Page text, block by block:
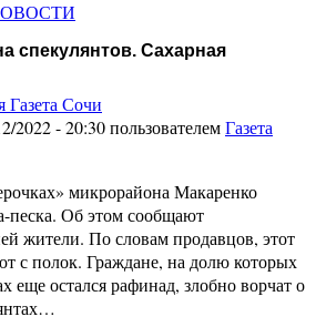
спекулянтов. Сахарная
2022 - 20:30 пользователемГазета
микрорайона Макаренко
песка. Об этом сообщают
жители. По словам продавцов, этот
с полок. Граждане, на долю которых
еще остался рафинад, злобно ворчат о